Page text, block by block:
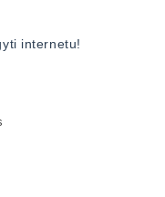
internetu!